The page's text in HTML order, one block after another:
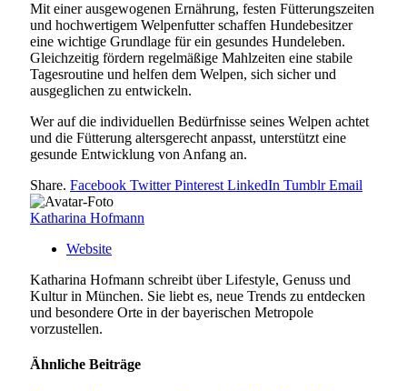
Mit einer ausgewogenen Ernährung, festen Fütterungszeiten
und hochwertigem Welpenfutter schaffen Hundebesitzer
eine wichtige Grundlage für ein gesundes Hundeleben.
Gleichzeitig fördern regelmäßige Mahlzeiten eine stabile
Tagesroutine und helfen dem Welpen, sich sicher und
ausgeglichen zu entwickeln.
Wer auf die individuellen Bedürfnisse seines Welpen achtet
und die Fütterung altersgerecht anpasst, unterstützt eine
gesunde Entwicklung von Anfang an.
Share. Facebook Twitter Pinterest LinkedIn Tumblr Email
Katharina Hofmann
Website
Katharina Hofmann schreibt über Lifestyle, Genuss und
Kultur in München. Sie liebt es, neue Trends zu entdecken
und besondere Orte in der bayerischen Metropole
vorzustellen.
Ähnliche Beiträge